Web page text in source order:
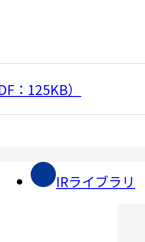
：125KB）
IRライブラリ